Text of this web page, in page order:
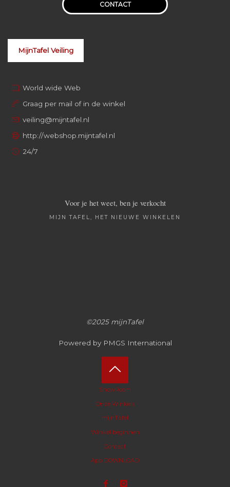
CONTACT
MijnTafel Veiling
World wide Web
Graag per mail of in de winkel
veiling@mijntafel.nl
http://webshop.mijntafel.nl
24/7
Voor je het weet, ben je verkocht
MIJN TAFEL, HET NIEUWE WINKELEN
©2025 mijnTafel
Powered by PMGS International
ShowRoom
Onze Winkels
mijnTafel
Winkel beginnen
Contact
App DOWNLOAD
Terug
naar
boven